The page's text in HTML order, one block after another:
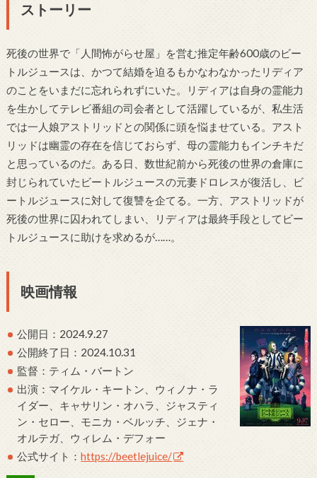
ストーリー
死後の世界で「人間怖がらせ屋」を営む推定年齢600歳のビー
トルジュースは、かつて結婚を迫るもかなわなかったリディア
のことをいまだに忘れられずにいた。リディアは自身の霊能力
を生かしてテレビ番組の司会者として活躍しているが、私生活
では一人娘アストリッドとの関係に頭を悩ませている。アスト
リッドは幽霊の存在を信じておらず、母の霊能力もインチキだ
と思っているのだ。ある日、数世紀前から死後の世界の倉庫に
封じられていたビートルジュースの元妻ドロレスが復活し、ビ
ートルジュースに対して復讐を企てる。一方、アストリッドが
死後の世界に囚われてしまい、リディアは最終手段としてビー
トルジュースに助けを求めるが……。
映画情報
公開日：2024.9.27
公開終了日：2024.10.31
監督：ティム・バートン
出演：マイケル・キートン、ウィノナ・ラ
イダー、キャサリン・オハラ、ジャスティ
ン・セロー、モニカ・ベルッチ、ジェナ・
オルテガ、ウィレム・デフォー
公式サイト：https://beetlejuice/